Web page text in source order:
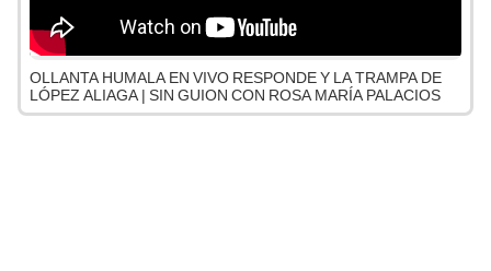
OLLANTA HUMALA EN VIVO RESPONDE Y LA TRAMPA DE
LÓPEZ ALIAGA | SIN GUION CON ROSA MARÍA PALACIOS